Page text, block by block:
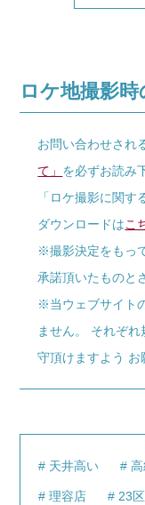
ロケ地撮影
お問い合わせされ
て」 を必ずお読み
「ロケ撮影に関
ダウンロードはこ
※撮影決定をもっ
承諾頂いたものと
※当ウェブサイト
ません。 それぞ
守頂けますよう お
天井高い
理容店 23